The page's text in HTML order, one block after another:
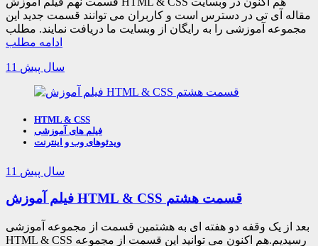
مقاله آی تی در دسترس است و کاربران می توانند قسمت جدید این
مجموعه آموزشی را به رایگان از وبسایت ما دریافت نمایند. مطلب
ادامه مطلب
11 سال پیش
HTML & CSS
فیلم های آموزشی
ویدئوهای وب و اینترنت
11 سال پیش
فیلم آموزش HTML & CSS قسمت هشتم
بعد از یک وقفه دو هفته ای به هشتمین قسمت از مجموعه آموزشی
HTML & CSS رسیدیم.هم اکنون می توانید این قسمت از مجموعه